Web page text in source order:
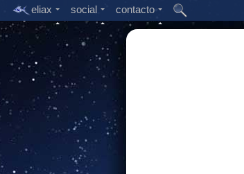
eliax social contacto